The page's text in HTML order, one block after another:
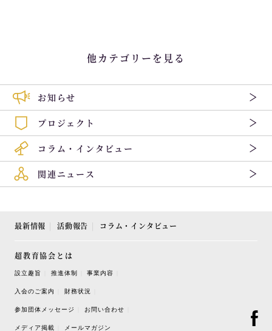
他カテゴリーを見る
お知らせ
プロジェクト
コラム・インタビュー
関連ニュース
最新情報 活動報告 コラム・インタビュー
超教育協会とは
設立趣旨 推進体制 事業内容
入会のご案内 財務状況
参加団体メッセージ お問い合わせ
メディア掲載 メールマガジン